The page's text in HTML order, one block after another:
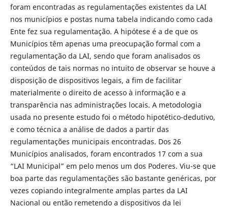
foram encontradas as regulamentações existentes da LAI
nos municípios e postas numa tabela indicando como cada
Ente fez sua regulamentação. A hipótese é a de que os
Municípios têm apenas uma preocupação formal com a
regulamentação da LAI, sendo que foram analisados os
conteúdos de tais normas no intuito de observar se houve a
disposição de dispositivos legais, a fim de facilitar
materialmente o direito de acesso à informação e a
transparência nas administrações locais. A metodologia
usada no presente estudo foi o método hipotético-dedutivo,
e como técnica a análise de dados a partir das
regulamentações municipais encontradas. Dos 26
Municípios analisados, foram encontrados 17 com a sua
“LAI Municipal” em pelo menos um dos Poderes. Viu-se que
boa parte das regulamentações são bastante genéricas, por
vezes copiando integralmente amplas partes da LAI
Nacional ou então remetendo a dispositivos da lei